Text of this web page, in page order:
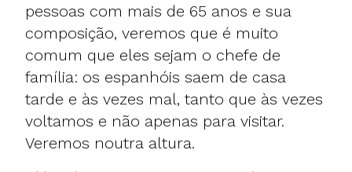
pessoas com mais de 65 anos e sua
composição, veremos que é muito
comum que eles sejam o chefe de
família: os espanhóis saem de casa
tarde e às vezes mal, tanto que às vezes
voltamos e não apenas para visitar.
Veremos noutra altura.